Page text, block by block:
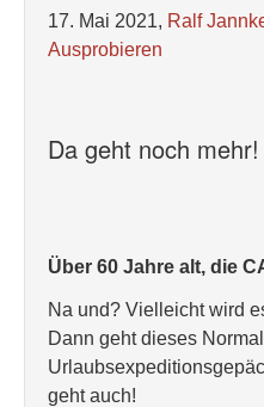
17. Mai 2021, Ralf
Ausprobieren
Da geht noch mehr!
Über 60 Jahre alt, die
Na und? Vielleicht wird
Dann geht dieses
geht auch!